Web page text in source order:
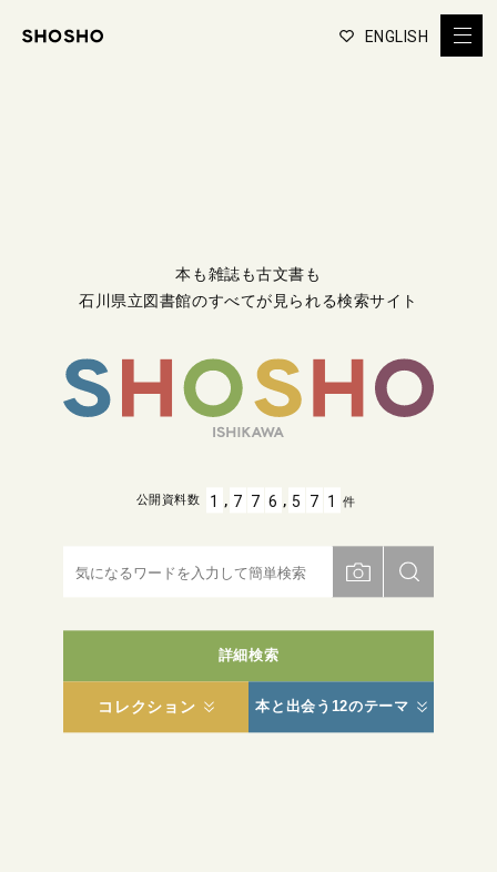
ENGLISH
本も雑誌も古文書も
石川県立図書館のすべてが見られる検索サイト
詳細検索
コレクション 本と出会う12のテーマ
公開資料数 1 , 7 7 6 , 5 7 1 件